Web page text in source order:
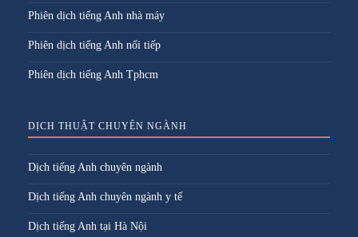
Phiên dịch tiếng Anh nhà máy
Phiên dịch tiếng Anh nối tiếp
Phiên dịch tiếng Anh Tphcm
DỊCH THUẬT CHUYÊN NGÀNH
Dịch tiếng Anh chuyên ngành
Dịch tiếng Anh chuyên ngành y tế
Dịch tiếng Anh tại Hà Nội